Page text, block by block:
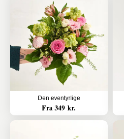
Den eventyrlige
Fra 349 kr.